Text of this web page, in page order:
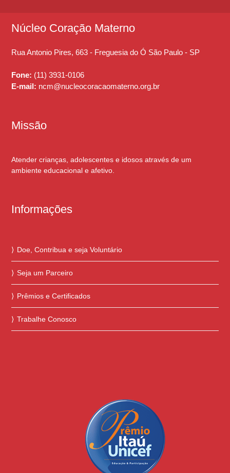
Núcleo Coração Materno
Rua Antonio Pires, 663 - Freguesia do Ó São Paulo - SP
Fone: (11) 3931-0106
E-mail: ncm@nucleocoracaomaterno.org.br
Missão
Atender crianças, adolescentes e idosos através de um
ambiente educacional e afetivo.
Informações
Doe, Contribua e seja Voluntário
Seja um Parceiro
Prêmios e Certificados
Trabalhe Conosco